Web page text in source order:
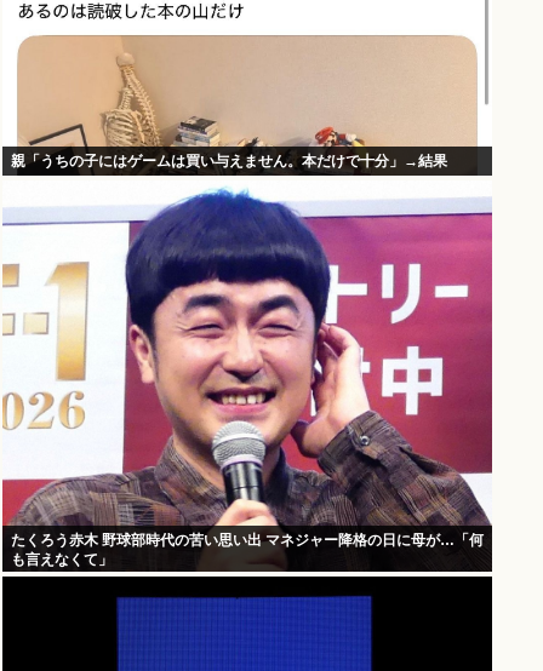
親「うちの子にはゲームは買い与えません。本だけで十分」→結果
たくろう赤木 野球部時代の苦い思い出 マネジャー降格の日に母が…「何
も言えなくて」